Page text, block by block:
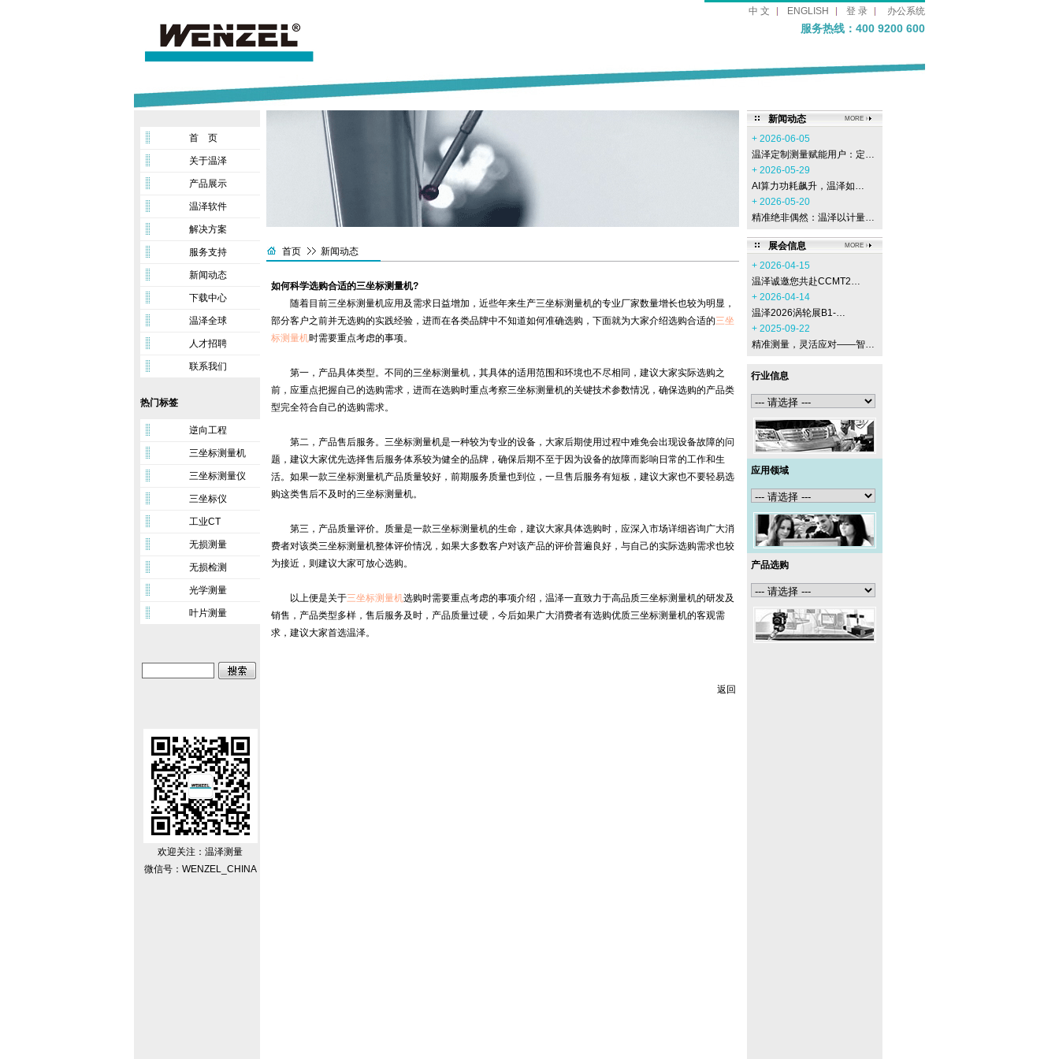
中 文 ENGLISH 登 录 办公系统
服务热线：400 9200 600
MORE
新闻动态
+ 2026-06-05
温泽定制测量赋能用户：定…
+ 2026-05-29
AI算力功耗飙升，温泽如…
+ 2026-05-20
精准绝非偶然：温泽以计量…
MORE
展会信息
+ 2026-04-15
温泽诚邀您共赴CCMT2…
+ 2026-04-14
温泽2026涡轮展B1-…
+ 2025-09-22
精准测量，灵活应对——智…
行业信息
应用领域
产品选购
首 页
关于温泽
产品展示
温泽软件
解决方案
服务支持
新闻动态
下载中心
温泽全球
人才招聘
联系我们
热门标签
逆向工程
三坐标测量机
三坐标测量仪
三坐标仪
工业CT
无损测量
无损检测
光学测量
叶片测量
欢迎关注：温泽测量
微信号：WENZEL_CHINA
首页 新闻动态
如何科学选购合适的三坐标测量机?
随着目前三坐标测量机应用及需求日益增加，近些年来生产三坐标测量机的专业厂家数量增长也较为明显，
部分客户之前并无选购的实践经验，进而在各类品牌中不知道如何准确选购，下面就为大家介绍选购合适的三坐
标测量机时需要重点考虑的事项。
第一，产品具体类型。不同的三坐标测量机，其具体的适用范围和环境也不尽相同，建议大家实际选购之
前，应重点把握自己的选购需求，进而在选购时重点考察三坐标测量机的关键技术参数情况，确保选购的产品类
型完全符合自己的选购需求。
第二，产品售后服务。三坐标测量机是一种较为专业的设备，大家后期使用过程中难免会出现设备故障的问
题，建议大家优先选择售后服务体系较为健全的品牌，确保后期不至于因为设备的故障而影响日常的工作和生
活。如果一款三坐标测量机产品质量较好，前期服务质量也到位，一旦售后服务有短板，建议大家也不要轻易选
购这类售后不及时的三坐标测量机。
第三，产品质量评价。质量是一款三坐标测量机的生命，建议大家具体选购时，应深入市场详细咨询广大消
费者对该类三坐标测量机整体评价情况，如果大多数客户对该产品的评价普遍良好，与自己的实际选购需求也较
为接近，则建议大家可放心选购。
以上便是关于三坐标测量机选购时需要重点考虑的事项介绍，温泽一直致力于高品质三坐标测量机的研发及
销售，产品类型多样，售后服务及时，产品质量过硬，今后如果广大消费者有选购优质三坐标测量机的客观需
求，建议大家首选温泽。
返回